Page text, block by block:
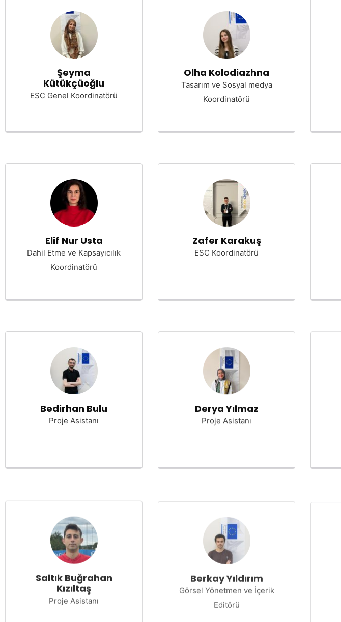
Şeyma
Kütükçüoğlu
ESC Genel Koordinatörü
Olha Kolodiazhna
Tasarım ve Sosyal medya
Koordinatörü
Elif Nur Usta
Dahil Etme ve Kapsayıcılık
Koordinatörü
Zafer Karakuş
ESC Koordinatörü
Bedirhan Bulu
Proje Asistanı
Derya Yılmaz
Proje Asistanı
Saltık Buğrahan
Kızıltaş
Proje Asistanı
Berkay Yıldırım
Görsel Yönetmen ve İçerik
Editörü